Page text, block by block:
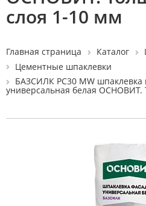
слоя 1-10 мм
Главная страница Каталог
Цементные шпаклевки
БАЗСИЛК PC30 MW шпаклевка
универсальная белая ОСНОВИТ.